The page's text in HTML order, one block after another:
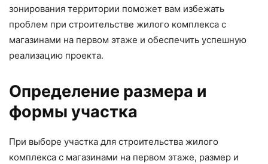
зонирования территории поможет вам избежать
проблем при строительстве жилого комплекса с
магазинами на первом этаже и обеспечить успешную
реализацию проекта.
Определение размера и
формы участка
При выборе участка для строительства жилого
комплекса с магазинами на первом этаже, размер и